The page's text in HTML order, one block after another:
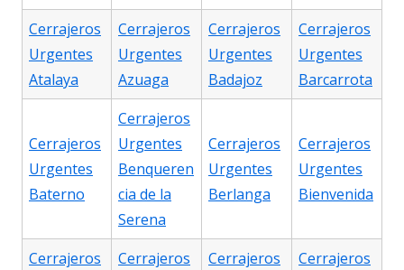
Cerrajeros
Urgentes
Atalaya
Cerrajeros
Urgentes
Azuaga
Cerrajeros
Urgentes
Badajoz
Cerrajeros
Urgentes
Barcarrota
Cerrajeros
Urgentes
Baterno
Cerrajeros
Urgentes
Benqueren
cia de la
Serena
Cerrajeros
Urgentes
Berlanga
Cerrajeros
Urgentes
Bienvenida
Cerrajeros
Cerrajeros
Cerrajeros
Cerrajeros